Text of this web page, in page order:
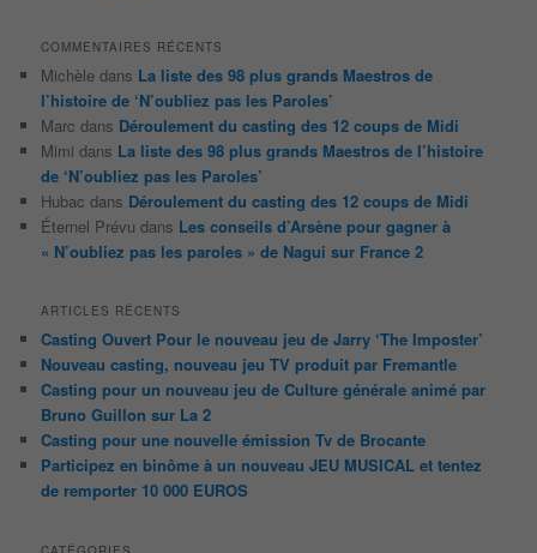
COMMENTAIRES RÉCENTS
Michèle dans La liste des 98 plus grands Maestros de
l’histoire de ‘N’oubliez pas les Paroles’
Marc dans Déroulement du casting des 12 coups de Midi
Mimi dans La liste des 98 plus grands Maestros de l’histoire
de ‘N’oubliez pas les Paroles’
Hubac dans Déroulement du casting des 12 coups de Midi
Éternel Prévu dans Les conseils d’Arsène pour gagner à
« N’oubliez pas les paroles » de Nagui sur France 2
ARTICLES RÉCENTS
Casting Ouvert Pour le nouveau jeu de Jarry ‘The Imposter’
Nouveau casting, nouveau jeu TV produit par Fremantle
Casting pour un nouveau jeu de Culture générale animé par
Bruno Guillon sur La 2
Casting pour une nouvelle émission Tv de Brocante
Participez en binôme à un nouveau JEU MUSICAL et tentez
de remporter 10 000 EUROS